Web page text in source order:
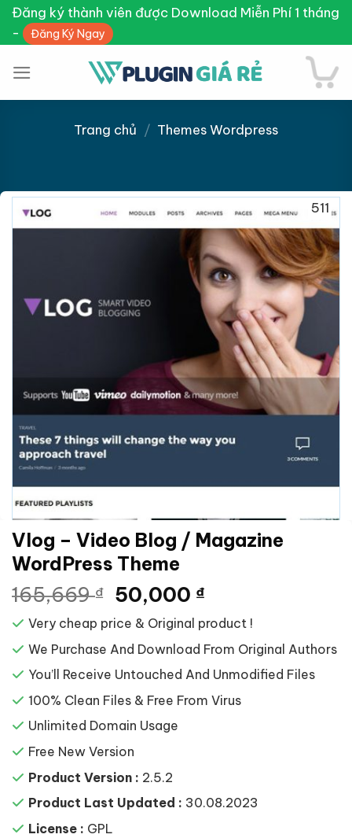
Skip
content
Đăng ký thành viên được Download Miễn Phí 1 tháng
-
Đăng Ký Ngay
Trang chủ / Themes Wordpress
511
Giảm giá!
Vlog – Video Blog / Magazine
WordPress Theme
165,669₫ Giá
gốc
là:
165,669 ₫.
50,000 ₫Giá
hiện
tại
là:
50,000 ₫.
Very cheap price & Original product !
We Purchase And Download From Original Authors
You’ll Receive Untouched And Unmodified Files
100% Clean Files & Free From Virus
Unlimited Domain Usage
Free New Version
Product Version : 2.5.2
Product Last Updated : 30.08.2023
License : GPL